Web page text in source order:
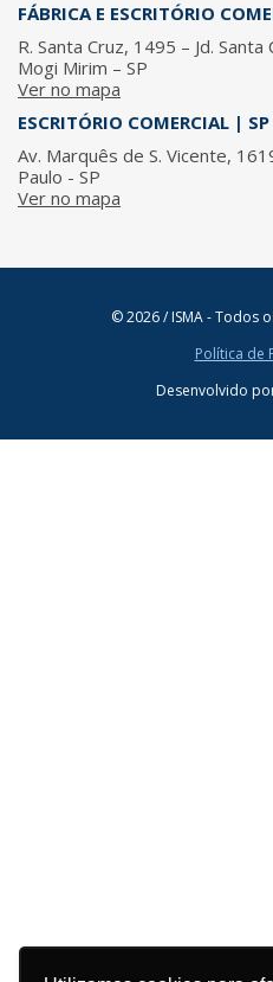
FÁBRICA E ESCRITÓRIO
R. Santa Cruz, 1495 – Jd. Santa
Mogi Mirim – SP
Ver no mapa
ESCRITÓRIO COMERCIAL | SP
Av. Marquês de S. Vicente,
Paulo - SP
Ver no mapa
© 2026 / ISMA - Todos
Política de
Desenvolvido